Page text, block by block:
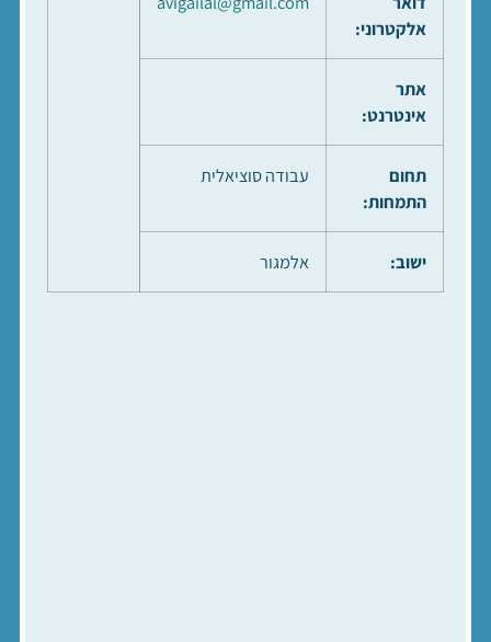
אלקטרוני:
אתר
אינטרנט:
תחום
התמחות:
עבודה סוציאלית
ישוב: אלמגור